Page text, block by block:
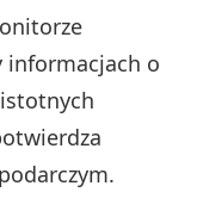
informacjach o